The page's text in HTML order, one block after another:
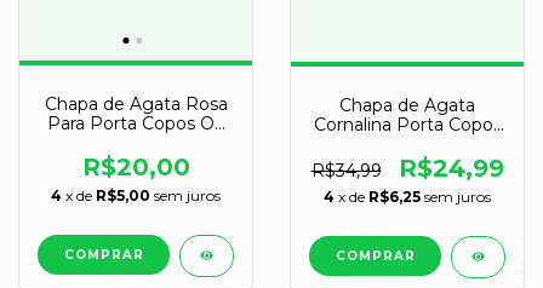
Chapa de Agata Rosa
Para Porta Copos Ou
Artesanato Tamanho
M
R$20,00
4 x de R$5,00 sem juros
Chapa de Agata
Cornalina Porta Copos
100mm
R$34,99 R$24,99
4 x de R$6,25 sem juros